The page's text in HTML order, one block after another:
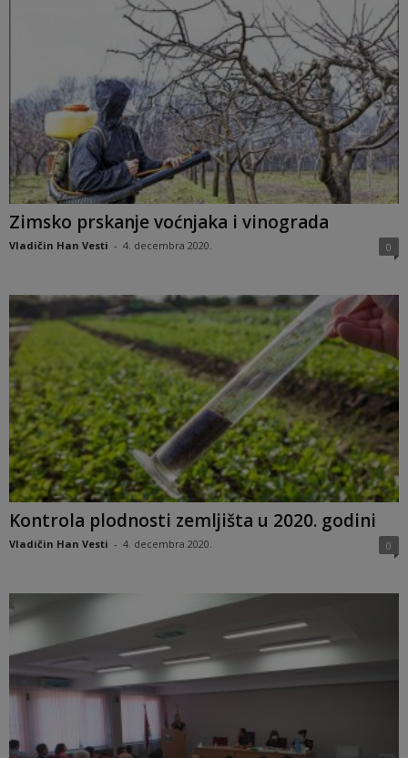
Zimsko prskanje voćnjaka i vinograda
Vladičin Han Vesti - 4. decembra 2020. 0
Kontrola plodnosti zemljišta u 2020. godini
Vladičin Han Vesti - 4. decembra 2020. 0